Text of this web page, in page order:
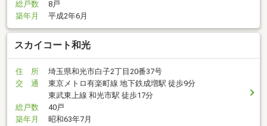
総戸数
8戸
築年月
平成2年6月
スカイコート和光
住 所
埼玉県和光市白子2丁目20番37号
交 通
東京メトロ有楽町線 地下鉄成増駅 徒歩9分
東武東上線 和光市駅 徒歩17分
総戸数
40戸
築年月
昭和63年7月